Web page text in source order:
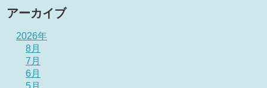
アーカイブ
2026年
8月
7月
6月
5月